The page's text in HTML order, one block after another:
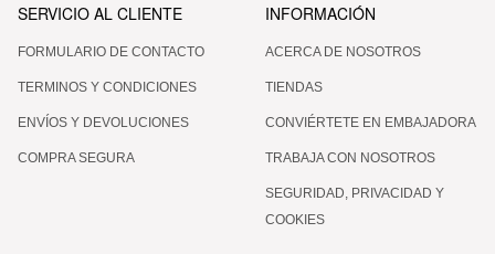
SERVICIO AL CLIENTE
FORMULARIO DE CONTACTO
TERMINOS Y CONDICIONES
ENVÍOS Y DEVOLUCIONES
COMPRA SEGURA
INFORMACIÓN
ACERCA DE NOSOTROS
TIENDAS
CONVIÉRTETE EN EMBAJADORA
TRABAJA CON NOSOTROS
SEGURIDAD, PRIVACIDAD Y
COOKIES